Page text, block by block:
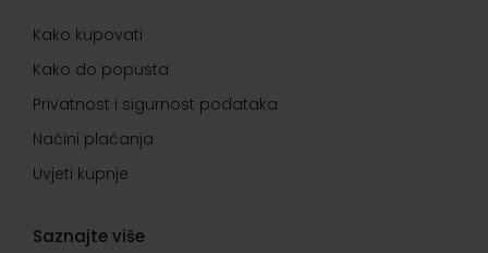
Kako kupovati
Kako do popusta
Privatnost i sigurnost podataka
Načini plaćanja
Uvjeti kupnje
Saznajte više